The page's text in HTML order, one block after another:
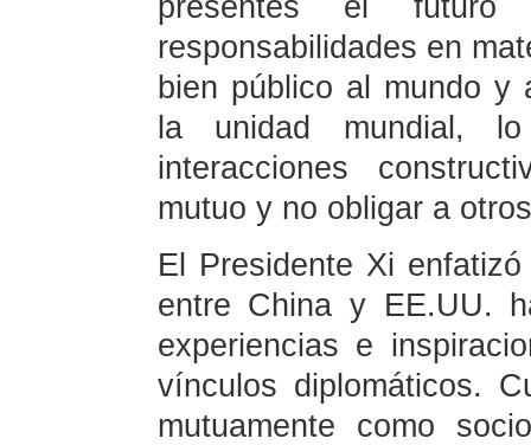
presentes el
responsabilidades en
bien público al mundo y
la unidad mundial,
interacciones
mutuo y no obligar a
El Presidente Xi
entre China y EE.UU.
experiencias e
vínculos diplomáticos.
mutuamente como